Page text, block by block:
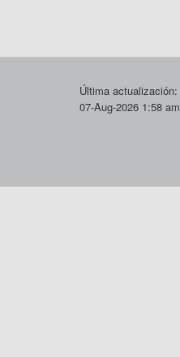
Última actualización:
07-Aug-2026 1:58 am